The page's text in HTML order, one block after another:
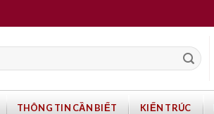
THÔNG TIN CẦN BIẾT KIẾN TRÚC